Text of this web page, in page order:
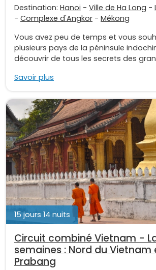
Destination: Hanoi - Ville de Ha Long -
- Complexe d'Angkor - Mékong
Vous avez peu de temps et vous
plusieurs pays de la péninsule
découvrir de tous les secrets des
Savoir plus
15 jours 14 nuits
Circuit combiné Vietnam -
semaines : Nord du Vietnam
Prabang